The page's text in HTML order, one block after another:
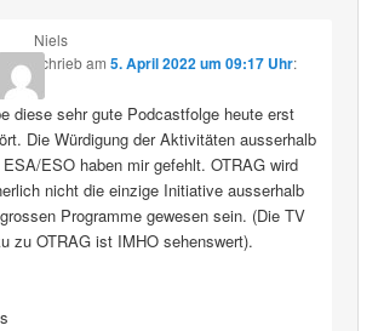
Niels
schriebam 5. April 2022 um 09:17 Uhr:
diese sehr gute Podcastfolge heute erst
Die Würdigung der Aktivitäten ausserhalb
ESO haben mir gefehlt. OTRAG wird
nicht die einzige Initiative ausserhalb
Programme gewesen sein. (Die TV
zu OTRAG ist IMHO sehenswert).